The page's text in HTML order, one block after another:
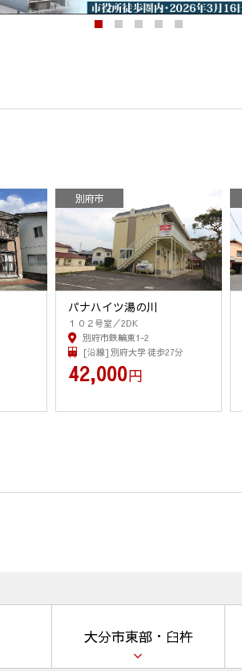
別府市
パナハイツ湯の川
１０２号室／2DK
別府市鉄輪東1-2
[沿線] 別府大学 徒歩27分
42,000円
大分市東部・臼杵